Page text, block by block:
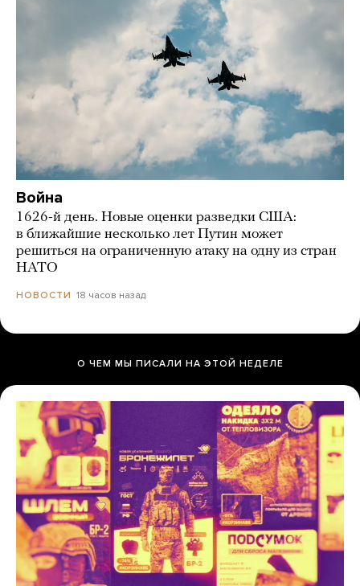
Война
1626-й день. Новые оценки разведки США:
в ближайшие несколько лет Путин может
решиться на ограниченную атаку на одну из стран
НАТО
НОВОСТИ 18 часов назад
О ЧЕМ МЫ ПИСАЛИ НА ЭТОЙ НЕДЕЛЕ